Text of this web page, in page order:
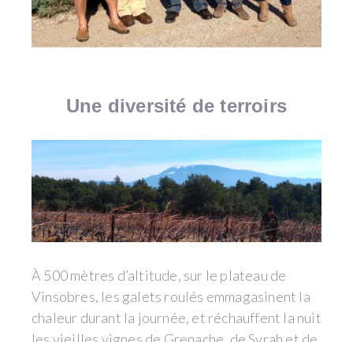
Une diversité de terroirs
À 500 mètres d’altitude, sur le plateau de
Vinsobres, les galets roulés emmagasinent la
chaleur durant la journée, et réchauffent la nuit